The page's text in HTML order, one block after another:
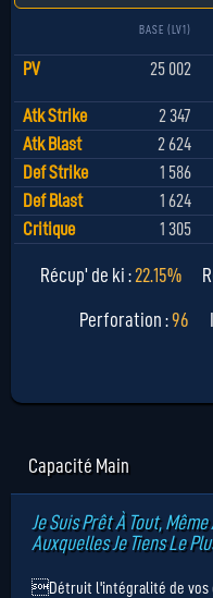
BASE (LV1)
PV 25 002
Atk Strike 2 347
Atk Blast
2 624
Def Strike
1 586
Def Blast
1 624
Critique
1 305
Récup' de ki :22.15%
Perforation :96
Capacité Main
Je Suis Prêt À Tout,
Auxquelles Je Tiens Le
Détruit l'intégralité de vos